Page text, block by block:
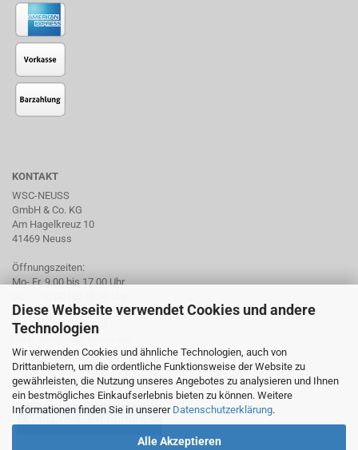
Diese Webseite verwendet Cookies und andere
Technologien
Wir verwenden Cookies und ähnliche Technologien, auch von
Drittanbietern, um die ordentliche Funktionsweise der Website zu
gewährleisten, die Nutzung unseres Angebotes zu analysieren und Ihnen
ein bestmögliches Einkaufserlebnis bieten zu können. Weitere
Informationen finden Sie in unserer Datenschutzerklärung.
Alle Akzeptieren
KONTAKT
WSC-NEUSS
GmbH & Co. KG
Am Hagelkreuz 10
41469 Neuss
Öffnungszeiten:
Mo- Fr. 9.00 bis 17.00 Uhr
Tel. +49 2137 959974
mail: info@wsc-neuss.de
www.wsc-neuss.de
Für unseren Newsletter anmelden